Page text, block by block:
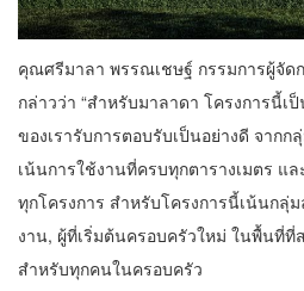
คุณศรีมาลา พรรณเชษฐ์ กรรมการผู้จัด
กล่าวว่า “สําหรับมาลาดา โครงการนี้เ
ของเรารับการตอบรับเป็นอย่างดี จาก
เน้นการใช้งานที่ครบทุกตารางเมตร แ
ทุกโครงการ สำหรับโครงการนี้เน้นกลุ่
งาน, ผู้ที่เริ่มต้นครอบครัวใหม่ ในพื้นที่ที่
สำหรับทุกคนในครอบครัว